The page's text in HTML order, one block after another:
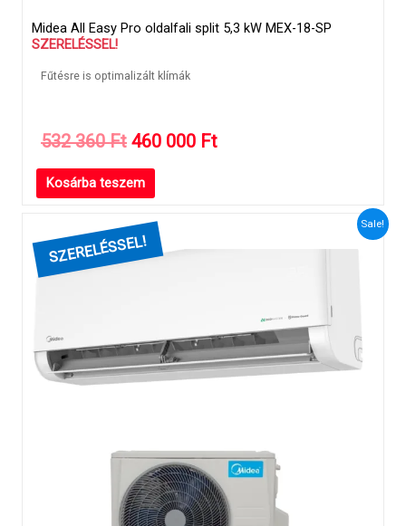
Midea All Easy Pro oldalfali split 5,3 kW MEX-18-SP
SZERELÉSSEL!
Fűtésre is optimalizált klímák
532 360Ft Original
price
was:
360 Ft.
460 000 FtCurrent
Kosárba teszem
Sale!